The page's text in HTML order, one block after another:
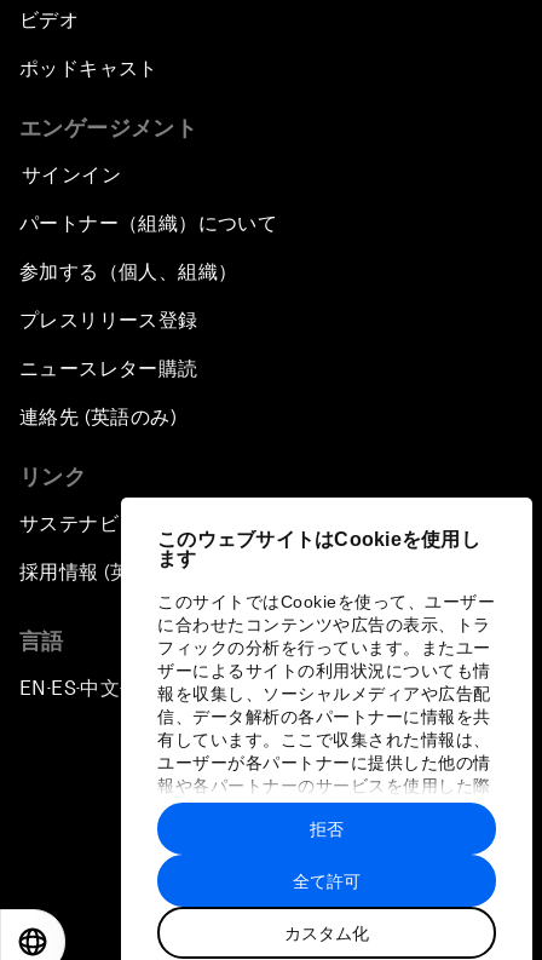
このウェブサイトはCookieを使用し
ます
このサイトではCookieを使って、ユーザー
に合わせたコンテンツや広告の表示、トラ
フィックの分析を行っています。またユー
ザーによるサイトの利用状況についても情
報を収集し、ソーシャルメディアや広告配
信、データ解析の各パートナーに情報を共
有しています。ここで収集された情報は、
ユーザーが各パートナーに提供した他の情
報や各パートナーのサービスを使用した際
に収集された情報と組み合わされ、各パー
トナーによって使用されることがありま
す。
全て許可
カスタム化
拒否
ビデオ
ポッドキャスト
エンゲージメント
サインイン
パートナー（組織）について
参加する（個人、組織）
プレスリリース登録
ニュースレター購読
連絡先 (英語のみ)
リンク
サステナビリティへの取り組み
採用情報 (英語のみ)
言語
EN ▪ES▪中文▪ 日本語
プライバシーポリシーと利用規約
サイトマップ
©
世界経済フォーラム